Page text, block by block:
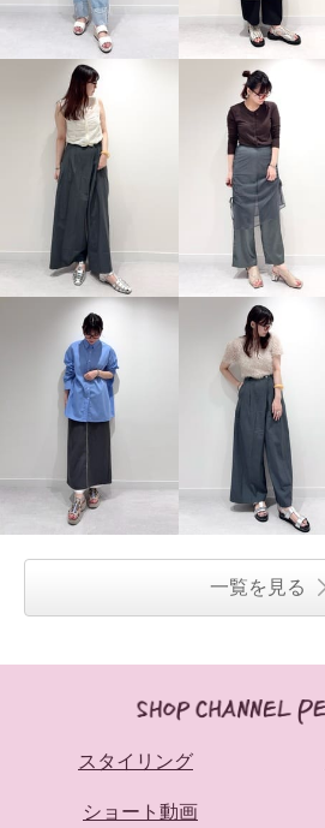
ベルト ボリュームサンダル
一覧を見る
スタイリング
ショート動画